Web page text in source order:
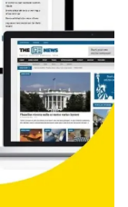
সাথে
খাতুন আর নেই